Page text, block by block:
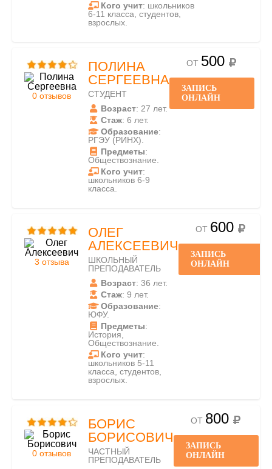
Кого учит: школьников
6-11 класса, студентов,
взрослых.
0 отзывов
ПОЛИНА
СЕРГЕЕВНА
СТУДЕНТ
Возраст: 27 лет.
Стаж: 6 лет.
Образование:
РГЭУ (РИНХ).
Предметы:
Обществознание.
Кого учит:
школьников 6-9
класса.
ОТ 500
ЗАПИСЬ
ОНЛАЙН
3 отзыва
ОЛЕГ
АЛЕКСЕЕВИЧ
ШКОЛЬНЫЙ
ПРЕПОДАВАТЕЛЬ
Возраст: 36 лет.
Стаж: 9 лет.
Образование:
ЮФУ.
Предметы:
История,
Обществознание.
Кого учит:
школьников 5-11
класса, студентов,
взрослых.
ОТ 600
ЗАПИСЬ
ОНЛАЙН
0 отзывов
БОРИС
БОРИСОВИЧ
ЧАСТНЫЙ
ПРЕПОДАВАТЕЛЬ
ОТ 800
ЗАПИСЬ
ОНЛАЙН